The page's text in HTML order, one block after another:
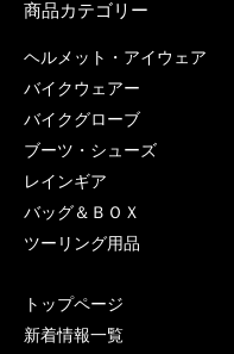
商品カテゴリー
ヘルメット・アイウェア
バイクウェアー
バイクグローブ
ブーツ・シューズ
レインギア
バッグ＆ＢＯＸ
ツーリング用品
トップページ
新着情報一覧